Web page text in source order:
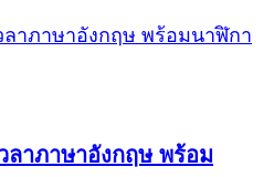
ลาภาษาอังกฤษ พร้อม